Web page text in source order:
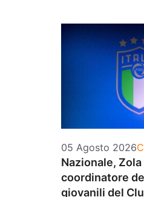
05 Agosto 2026
Nazionale, Zola
coordinatore
giovanili del